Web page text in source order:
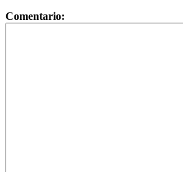
Comentario: